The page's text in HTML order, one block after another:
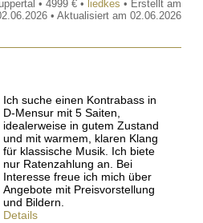
• 4999 € • liedkes • Erstellt am
• Aktualisiert am 02.06.2026
Ich suche einen Kontrabass in
D-Mensur mit 5 Saiten,
idealerweise in gutem Zustand
und mit warmem, klaren Klang
für klassische Musik. Ich biete
nur Ratenzahlung an. Bei
Interesse freue ich mich über
Angebote mit Preisvorstellung
und Bildern.
Details